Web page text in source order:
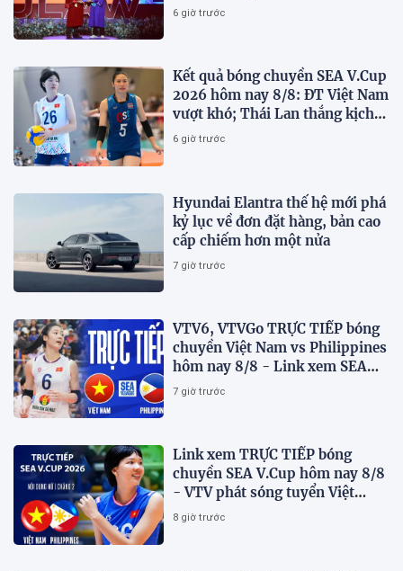
6 giờ trước
Kết quả bóng chuyền SEA V.Cup
2026 hôm nay 8/8: ĐT Việt Nam
vượt khó; Thái Lan thắng kịch
tính
6 giờ trước
Hyundai Elantra thế hệ mới phá
kỷ lục về đơn đặt hàng, bản cao
cấp chiếm hơn một nửa
7 giờ trước
VTV6, VTVGo TRỰC TIẾP bóng
chuyền Việt Nam vs Philippines
hôm nay 8/8 - Link xem SEA
V.Cup 2026 mới nhất
7 giờ trước
Link xem TRỰC TIẾP bóng
chuyền SEA V.Cup hôm nay 8/8
- VTV phát sóng tuyển Việt
Nam đấu Philippines
8 giờ trước